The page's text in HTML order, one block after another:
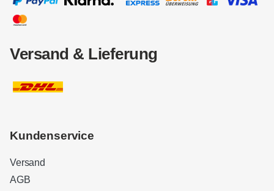
Versand & Lieferung
Kundenservice
Versand
AGB